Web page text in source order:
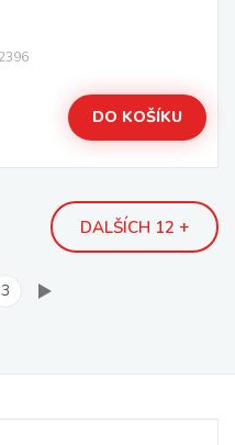
DO KOŠÍKU
DALŠÍCH 12 +
3